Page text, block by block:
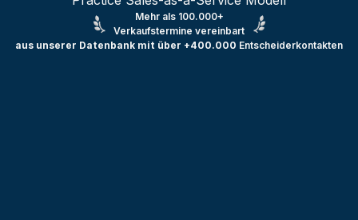
Mehr als 100.000+
Verkaufstermine vereinbart
aus unserer Datenbank mit über +400.000 Entscheiderkontakten